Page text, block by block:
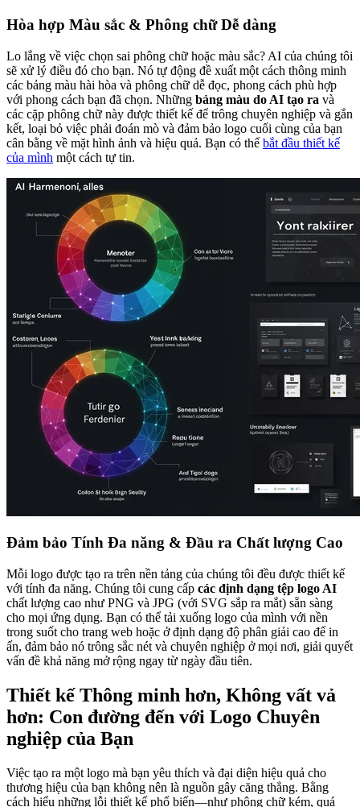
Hòa hợp Màu sắc & Phông chữ Dễ dàng
Lo lắng về việc chọn sai phông chữ hoặc màu sắc? AI của chúng tôi
sẽ xử lý điều đó cho bạn. Nó tự động đề xuất một cách thông minh
các bảng màu hài hòa và phông chữ dễ đọc, phong cách phù hợp
với phong cách bạn đã chọn. Những bảng màu do AI tạo ra và
các cặp phông chữ này được thiết kế để trông chuyên nghiệp và gắn
kết, loại bỏ việc phải đoán mò và đảm bảo logo cuối cùng của bạn
cân bằng về mặt hình ảnh và hiệu quả. Bạn có thể bắt đầu thiết kế
của mình một cách tự tin.
Đảm bảo Tính Đa năng & Đầu ra Chất lượng Cao
Mỗi logo được tạo ra trên nền tảng của chúng tôi đều được thiết kế
với tính đa năng. Chúng tôi cung cấp các định dạng tệp logo AI
chất lượng cao như PNG và JPG (với SVG sắp ra mắt) sẵn sàng
cho mọi ứng dụng. Bạn có thể tải xuống logo của mình với nền
trong suốt cho trang web hoặc ở định dạng độ phân giải cao để in
ấn, đảm bảo nó trông sắc nét và chuyên nghiệp ở mọi nơi, giải quyết
vấn đề khả năng mở rộng ngay từ ngày đầu tiên.
Thiết kế Thông minh hơn, Không vất vả
hơn: Con đường đến với Logo Chuyên
nghiệp của Bạn
Việc tạo ra một logo mà bạn yêu thích và đại diện hiệu quả cho
thương hiệu của bạn không nên là nguồn gây căng thẳng. Bằng
cách hiểu những lỗi thiết kế phổ biến—như phông chữ kém, quá